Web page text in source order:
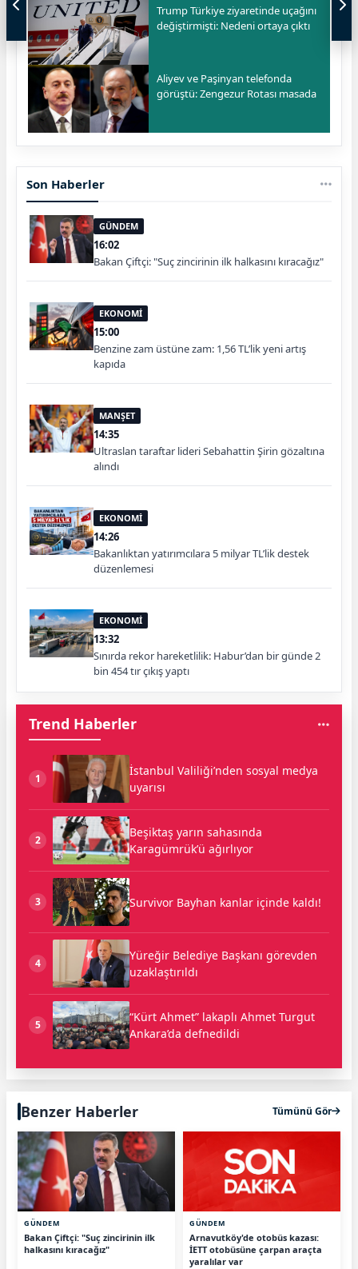
Trump Türkiye ziyaretinde uçağını
değiştirmişti: Nedeni ortaya çıktı
Aliyev ve Paşinyan telefonda
görüştü: Zengezur Rotası masada
Son Haberler
GÜNDEM
16:02
Bakan Çiftçi: "Suç zincirinin ilk halkasını kıracağız"
EKONOMİ
15:00
Benzine zam üstüne zam: 1,56 TL’lik yeni artış
kapıda
MANŞET
14:35
Ultraslan taraftar lideri Sebahattin Şirin gözaltına
alındı
EKONOMİ
14:26
Bakanlıktan yatırımcılara 5 milyar TL’lik destek
düzenlemesi
EKONOMİ
13:32
Sınırda rekor hareketlilik: Habur’dan bir günde 2
bin 454 tır çıkış yaptı
Trend Haberler
1
İstanbul Valiliği’nden sosyal medya
uyarısı
2
Beşiktaş yarın sahasında
Karagümrük’ü ağırlıyor
3 Survivor Bayhan kanlar içinde kaldı!
4
Yüreğir Belediye Başkanı görevden
uzaklaştırıldı
5
“Kürt Ahmet” lakaplı Ahmet Turgut
Ankara’da defnedildi
Benzer Haberler Tümünü Gör
GÜNDEM
Bakan Çiftçi: "Suç zincirinin ilk
halkasını kıracağız"
GÜNDEM
Arnavutköy'de otobüs kazası:
İETT otobüsüne çarpan araçta
yaralılar var